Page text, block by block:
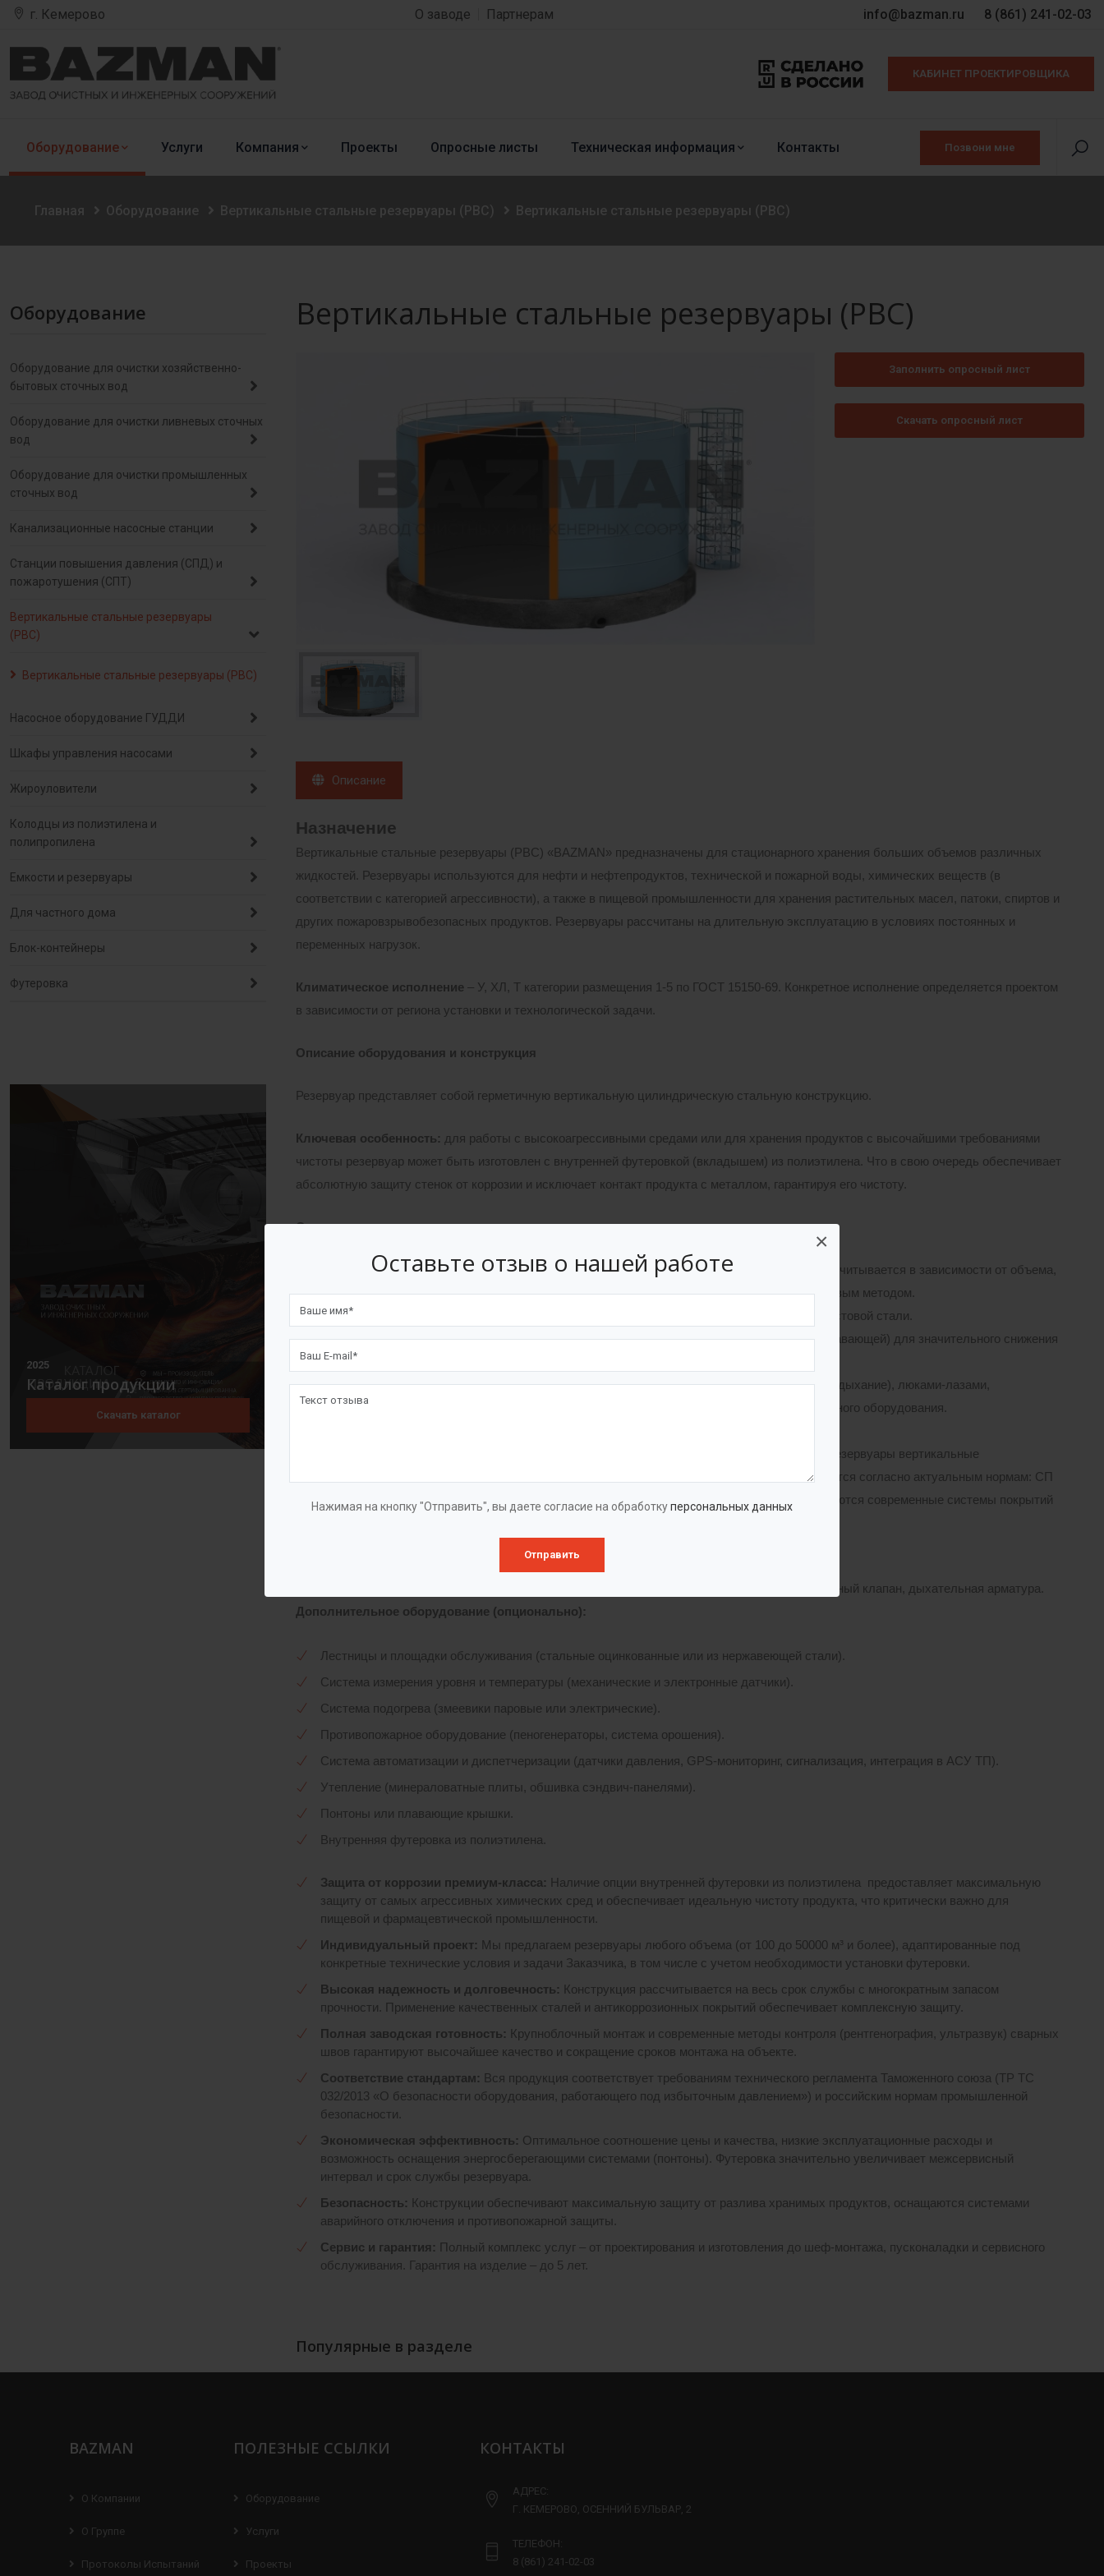
Оставьте отзыв о нашей работе
Нажимая на кнопку "Отправить", вы даете согласие на обработкуперсональных данных
Отправить
×
г. Кемерово О заводе Партнерам info@bazman.ru 8 (861) 241-02-03
КАБИНЕТ ПРОЕКТИРОВЩИКА
Оборудование Услуги Компания Проекты Опросные листы Техническая информация Контакты Позвони мне
Главная Оборудование Вертикальные стальные резервуары (РВС) Вертикальные стальные резервуары (РВС)
Оборудование
Оборудование для очистки хозяйственно-
бытовых сточных вод
Оборудование для очистки ливневых сточных
вод
Оборудование для очистки промышленных
сточных вод
Канализационные насосные станции
Станции повышения давления (СПД) и
пожаротушения (СПТ)
Вертикальные стальные резервуары
(РВС)
Вертикальные стальные резервуары (РВС)
Насосное оборудование ГУДДИ
Шкафы управления насосами
Жироуловители
Колодцы из полиэтилена и
полипропилена
Емкости и резервуары
Для частного дома
Блок-контейнеры
Футеровка
2025
Каталог продукции
Скачать каталог
Вертикальные стальные резервуары (РВС)
Заполнить опросный лист
Скачать опросный лист
Описание
Назначение
Вертикальные стальные резервуары (РВС) «BAZMAN» предназначены для стационарного хранения больших объемов различных
жидкостей. Резервуары используются для нефти и нефтепродуктов, технической и пожарной воды, химических веществ (в
соответствии с категорией агрессивности), а также в пищевой промышленности для хранения растительных масел, патоки, спиртов и
других пожаровзрывобезопасных продуктов. Резервуары рассчитаны на длительную эксплуатацию в условиях постоянных и
переменных нагрузок.
Климатическое исполнение – У, ХЛ, Т категории размещения 1-5 по ГОСТ 15150-69. Конкретное исполнение определяется проектом
в зависимости от региона установки и технологической задачи.
Описание оборудования и конструкция
Резервуар представляет собой герметичную вертикальную цилиндрическую стальную конструкцию.
Ключевая особенность: для работы с высокоагрессивными средами или для хранения продуктов с высочайшими требованиями
чистоты резервуар может быть изготовлен с внутренней футеровкой (вкладышем) из полиэтилена. Что в свою очередь обеспечивает
абсолютную защиту стенок от коррозии и исключает контакт продукта с металлом, гарантируя его чистоту.
Основные элементы конструкции:
Стенка (обечайка): Изготавливается из листовой высокопрочной стали, толщина которой рассчитывается в зависимости от объема,
свойств продукта и высоты столба жидкости. Монтаж осуществляется рулонным или полистовым методом.
Днище:Стандартное или щелевое (в зависимости от требований к сливу), выполненное из листовой стали.
Крыша:Конструкция может быть стационарной (конической, сферической) или понтонной (плавающей) для значительного снижения
потерь на испарение легких нефтепродуктов.
Технологическое оборудование:Комплектуется необходимыми патрубками (загрузка, слив, дыхание), люками-лазами,
измерительными устройствами уровня и температуры, системами вентиляции и противопожарного оборудования.
Все элементы конструкции производятся в соответствии с требованиями ГОСТ 31385-2016 «Резервуары вертикальные
цилиндрические стальные для нефти и нефтепродуктов». Проектирование и расчет выполняются согласно актуальным нормам: СП
16.13330.2017, СП 20.13330.2016, РД 16.01-110 ИТД. Для внешней защиты от коррозии применяются современные системы покрытий
Резервуар в сборе, комплект крепежа, основные патрубки, люк-лаз, предохранительный клапан, дыхательная арматура.
Дополнительное оборудование (опционально):
Лестницы и площадки обслуживания (стальные оцинкованные или из нержавеющей стали).
Система измерения уровня и температуры (механические и электронные датчики).
Система подогрева (змеевики паровые или электрические).
Противопожарное оборудование (пеногенераторы, система орошения).
Система автоматизации и диспетчеризации (датчики давления, GPS-мониторинг, сигнализация, интеграция в АСУ ТП).
Утепление (минераловатные плиты, обшивка сэндвич-панелями).
Понтоны или плавающие крышки.
Внутренняя футеровка из полиэтилена.
Защита от коррозии премиум-класса: Наличие опции внутренней футеровки из полиэтилена предоставляет максимальную
защиту от самых агрессивных химических сред и обеспечивает идеальную чистоту продукта, что критически важно для
пищевой и фармацевтической промышленности.
Индивидуальный проект: Мы предлагаем резервуары любого объема (от 100 до 50000 м³ и более), адаптированные под
конкретные технические условия и задачи Заказчика, в том числе с учетом необходимости установки футеровки.
Высокая надежность и долговечность: Конструкция рассчитывается на весь срок службы с многократным запасом
прочности. Применение качественных сталей и антикоррозионных покрытий обеспечивает комплексную защиту.
Полная заводская готовность: Крупноблочный монтаж и современные методы контроля (рентгенография, ультразвук) сварных
швов гарантируют высочайшее качество и сокращение сроков монтажа на объекте.
Соответствие стандартам: Вся продукция соответствует требованиям технического регламента Таможенного союза (ТР ТС
032/2013 «О безопасности оборудования, работающего под избыточным давлением») и российским нормам промышленной
безопасности.
Экономическая эффективность: Оптимальное соотношение цены и качества, низкие эксплуатационные расходы и
возможность оснащения энергосберегающими системами (понтоны). Футеровка значительно увеличивает межсервисный
интервал и срок службы резервуара.
Безопасность: Конструкции обеспечивают максимальную защиту от разлива хранимых продуктов, оснащаются системами
аварийного отключения и противопожарной защиты.
Сервис и гарантия: Полный комплекс услуг – от проектирования и изготовления до шеф-монтажа, пусконаладки и сервисного
обслуживания. Гарантия на изделие – до 5 лет.
Популярные в разделе
BAZMAN
О Компании
О Группе
Протоколы Испытаний
ПОЛЕЗНЫЕ ССЫЛКИ
Оборудование
Услуги
Проекты
КОНТАКТЫ
АДРЕС:
Г. КЕМЕРОВО, ОСЕННИЙ БУЛЬВАР, 2
ТЕЛЕФОН:
8 (861) 241-02-03